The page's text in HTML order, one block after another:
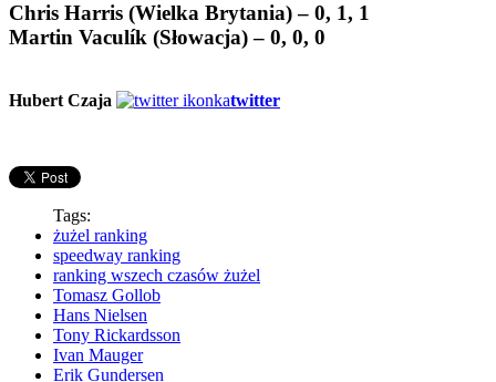
Chris Harris (Wielka Brytania) – 0, 1, 1
Martin Vaculík (Słowacja) – 0, 0, 0
Hubert Czaja twitter
Tags:
żużel ranking
speedway ranking
ranking wszech czasów żużel
Tomasz Gollob
Hans Nielsen
Tony Rickardsson
Ivan Mauger
Erik Gundersen